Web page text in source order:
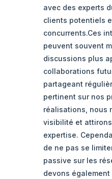
avec des experts
clients potentiels
concurrents.Ces
peuvent souvent
discussions plus
collaborations
partageant
pertinent sur nos
réalisations, nous
visibilité et
expertise.
de ne pas se
passive sur les
devons